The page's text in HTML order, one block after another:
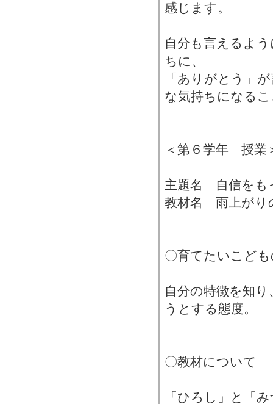
感じます。
自分も言えるよ
ちに、
「ありがとう」
な気持ちになる
＜第６学年 授業
主題名 自信をも
教材名 雨上がり
〇育てたいこど
自分の特徴を知
うとする態度。
〇教材について
「ひろし」と「